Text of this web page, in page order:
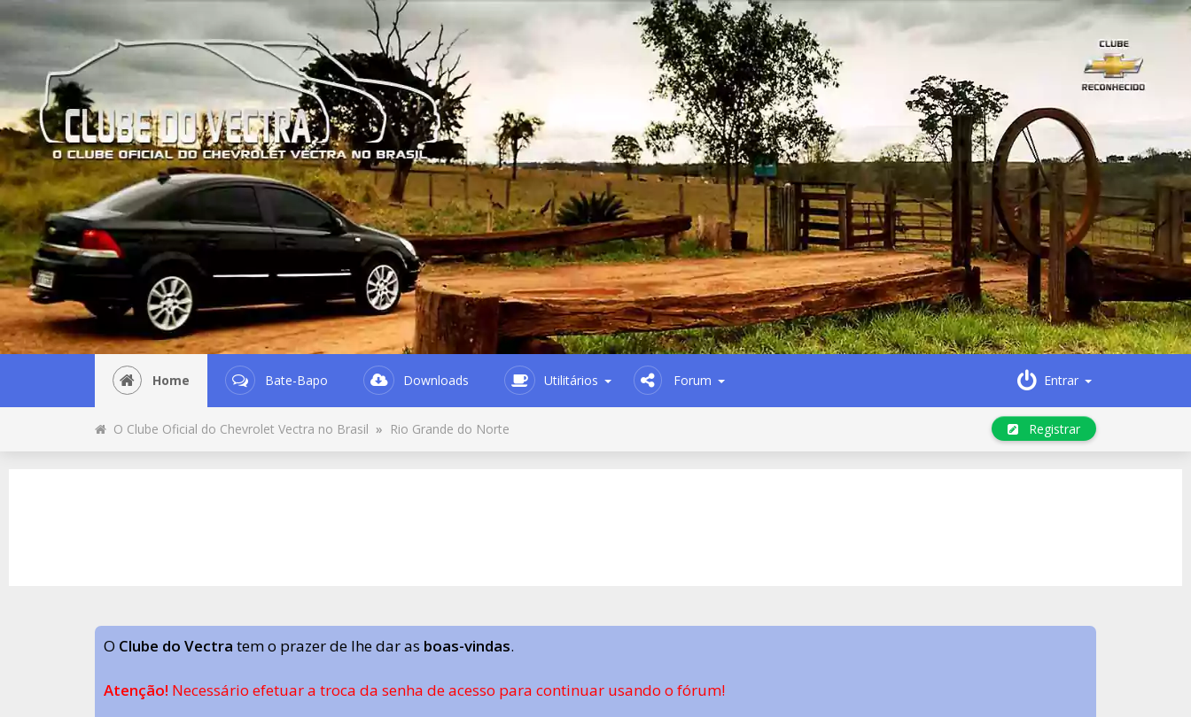
Home Bate-Bapo Downloads Utilitários Forum Entrar
O Clube Oficial do Chevrolet Vectra no Brasil » Rio Grande do Norte Registrar
O Clube do Vectra tem o prazer de lhe dar as boas-vindas.
Atenção! Necessário efetuar a troca da senha de acesso para continuar usando o fórum!